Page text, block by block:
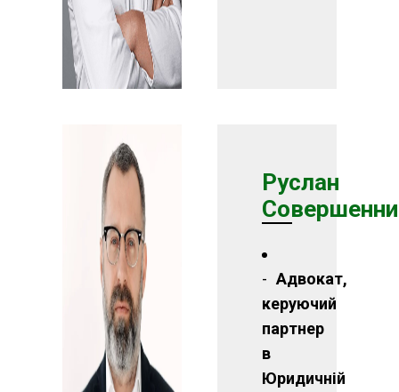
Руслан
Адвокат,
керуючий
партнер
в
Юридичній